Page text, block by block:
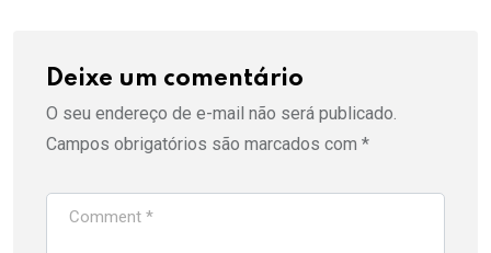
Deixe um comentário
O seu endereço de e-mail não será publicado.
Campos obrigatórios são marcados com *